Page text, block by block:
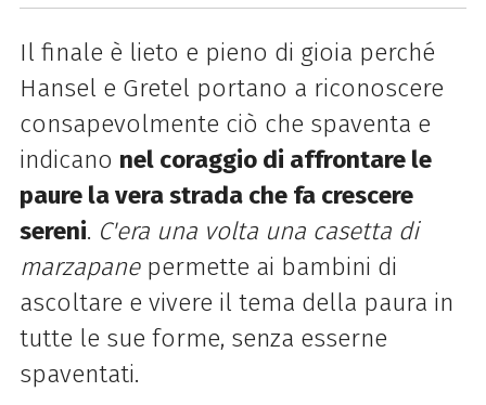
Il finale è lieto e pieno di gioia perché
Hansel e Gretel portano a riconoscere
consapevolmente ciò che spaventa e
indicano nel coraggio di affrontare le
paure la vera strada che fa crescere
sereni. C'era una volta una casetta di
marzapanepermette ai bambini di
ascoltare e vivere il tema della paura in
tutte le sue forme, senza esserne
spaventati.